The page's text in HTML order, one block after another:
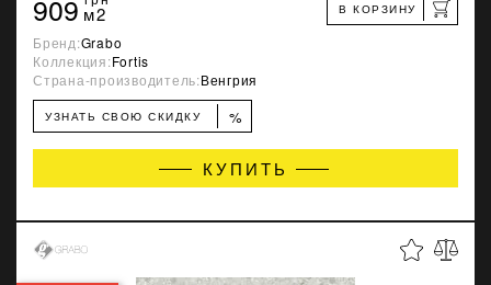
909 м2 В КОРЗИНУ
Бренд:Grabo
Коллекция:Fortis
Страна-производитель:Венгрия
УЗНАТЬ СВОЮ СКИДКУ %
КУПИТЬ